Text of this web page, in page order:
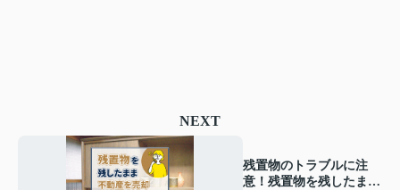
NEXT
残置物のトラブルに注
意！残置物を残したまま